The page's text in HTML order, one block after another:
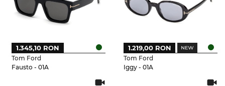
Tom Ford
Fausto - 01A
1.345,10 RON
Tom Ford
Iggy - 01A
1.219,00 RON